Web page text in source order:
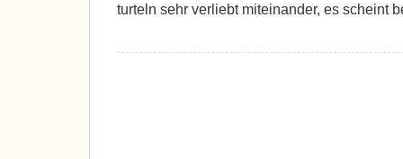
turteln sehr verliebt miteinander, es scheint